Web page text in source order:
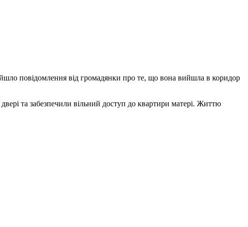
повідомлення від громадянки про те, що вона вийшла в коридор
та забезпечили вільний доступ до квартири матері. Життю